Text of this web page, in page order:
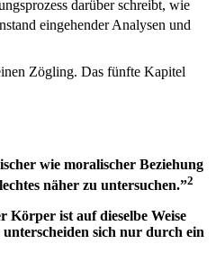
darüber schreibt, wie
eingehender Analysen und
Zögling. Das fünfte Kapitel
wie moralischer Beziehung
näher zu untersuchen.”2
Körper ist auf dieselbe Weise
sich nur durch ein